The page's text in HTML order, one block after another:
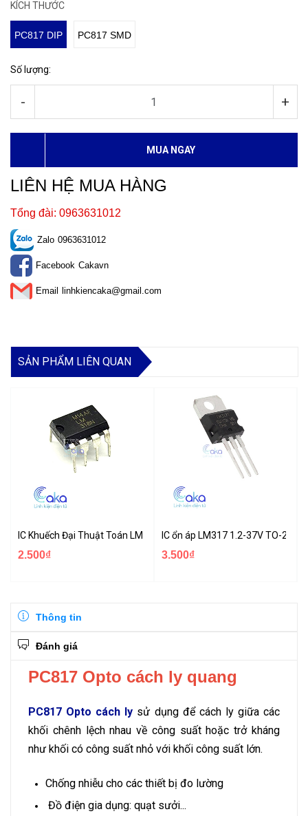
KÍCH THƯỚC
PC817 DIP PC817 SMD
Số lượng:
- +
MUA NGAY
LIÊN HỆ MUA HÀNG
Tổng đài: 0963631012
Zalo 0963631012
Facebook Cakavn
Email linhkiencaka@gmail.com
SẢN PHẨM LIÊN QUAN
IC Khuếch Đại Thuật Toán LM318
2.500₫
IC ổn áp LM317 1.2-37V TO-220
3.500₫
Thông tin
Đánh giá
PC817 Opto cách ly quang
PC817 Opto cách ly sử dụng để cách ly giữa các
khối chênh lệch nhau về công suất hoặc trở kháng
như khối có công suất nhỏ với khối công suất lớn.
Chống nhiễu cho các thiết bị đo lường
Đồ điện gia dụng: quạt sưởi...